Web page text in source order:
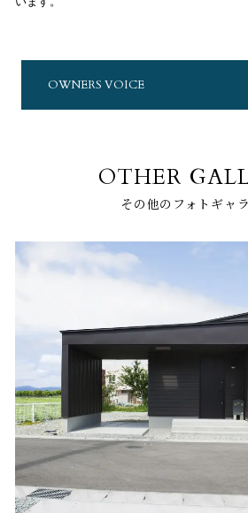
OWNERS VOICE
OTHER
その他のフォトギャ